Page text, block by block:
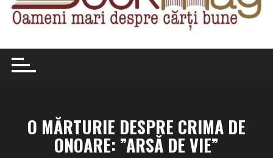
O MĂRTURIE DESPRE CRIMA DE
ONOARE: ”ARSĂ DE VIE”